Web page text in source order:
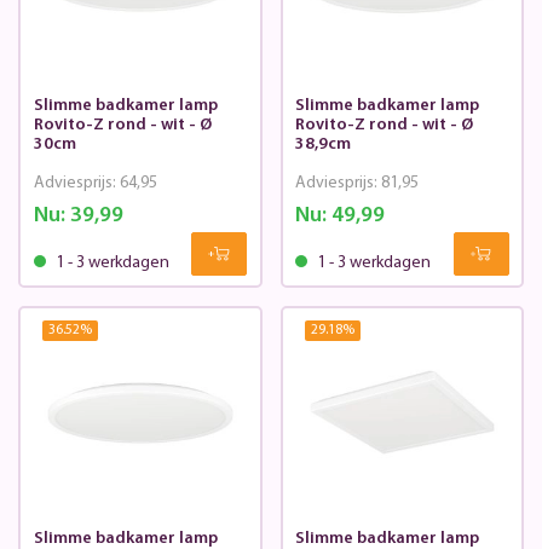
Slimme badkamer lamp
Rovito-Z rond - wit - Ø
30cm
Nu:39,99
Adviesprijs: 64,95
1 - 3 werkdagen
Slimme badkamer lamp
Rovito-Z rond - wit - Ø
38,9cm
Nu: 49,99
Adviesprijs: 81,95
1 - 3 werkdagen
36.52%
Slimme badkamer lamp
29.18%
Slimme badkamer lamp